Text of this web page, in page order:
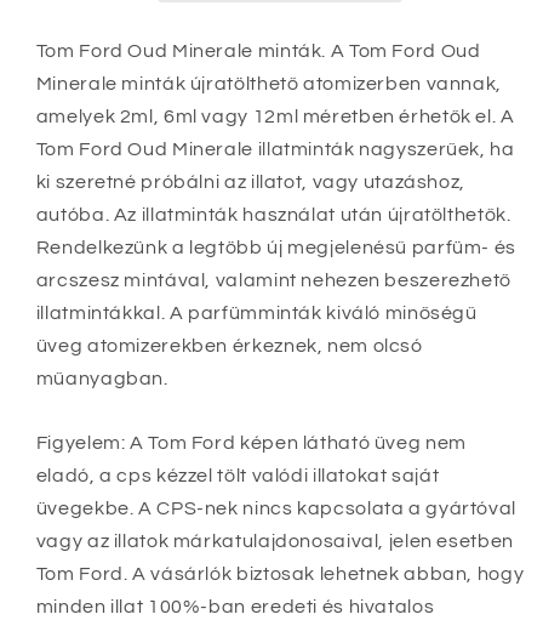
Tom Ford Oud Minerale minták. A Tom Ford Oud
Minerale minták újratölthető atomizerben vannak,
amelyek 2ml, 6ml vagy 12ml méretben érhetők el . A
Tom Ford Oud Minerale illatminták nagyszerűek, ha
ki szeretné próbálni az illatot, vagy utazáshoz,
autóba. Az illatminták használat után újratölthetők.
Rendelkezünk a legtöbb új megjelenésű parfüm- és
arcszesz mintával, valamint nehezen beszerezhető
illatmintákkal. A parfümminták kiváló minőségű
üveg atomizerekben érkeznek, nem olcsó
műanyagban.
Figyelem: A Tom Ford képen látható üveg nem
eladó, a cps kézzel tölt valódi illatokat saját
üvegekbe. A CPS-nek nincs kapcsolata a gyártóval
vagy az illatok márkatulajdonosaival, jelen esetben
Tom Ford. A vásárlók biztosak lehetnek abban, hogy
minden illat 100%-ban eredeti és hivatalos